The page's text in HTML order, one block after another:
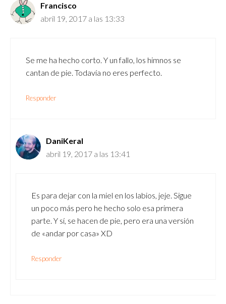
Francisco
abril 19, 2017 a las 13:33
Se me ha hecho corto. Y un fallo, los himnos se
cantan de pie. Todavía no eres perfecto.
Responder
DaniKeral
abril 19, 2017 a las 13:41
Es para dejar con la miel en los labios, jeje. Sigue
un poco más pero he hecho solo esa primera
parte. Y sí, se hacen de pie, pero era una versión
de «andar por casa» XD
Responder